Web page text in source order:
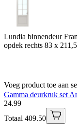
Lundia binnendeur
opdek rechts 83 x
Voeg product toe aan
Gamma deurkruk set
24.99
Totaal 409.50